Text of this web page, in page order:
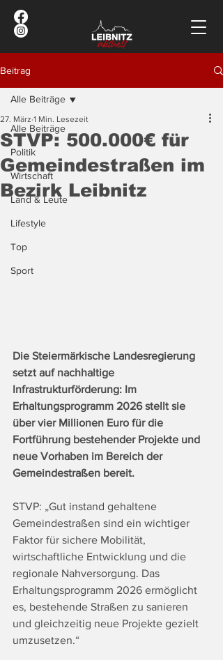
Beitrag
Alle Beiträge
Politik
Wirtschaft
Land & Leute
Lifestyle
Top
Sport
Alle Beiträge
STVP: 500.000€ für
Gemeindestraßen im
Bezirk Leibnitz
27. März 1 Min. Lesezeit
Die Steiermärkische Landesregierung
setzt auf nachhaltige
Infrastrukturförderung: Im
Erhaltungsprogramm 2026 stellt sie
über vier Millionen Euro für die
Fortführung bestehender Projekte und
neue Vorhaben im Bereich der
Gemeindestraßen bereit.
STVP: „Gut instand gehaltene
Gemeindestraßen sind ein wichtiger
Faktor für sichere Mobilität,
wirtschaftliche Entwicklung und die
regionale Nahversorgung. Das
Erhaltungsprogramm 2026 ermöglicht
es, bestehende Straßen zu sanieren
und gleichzeitig neue Projekte gezielt
umzusetzen.“